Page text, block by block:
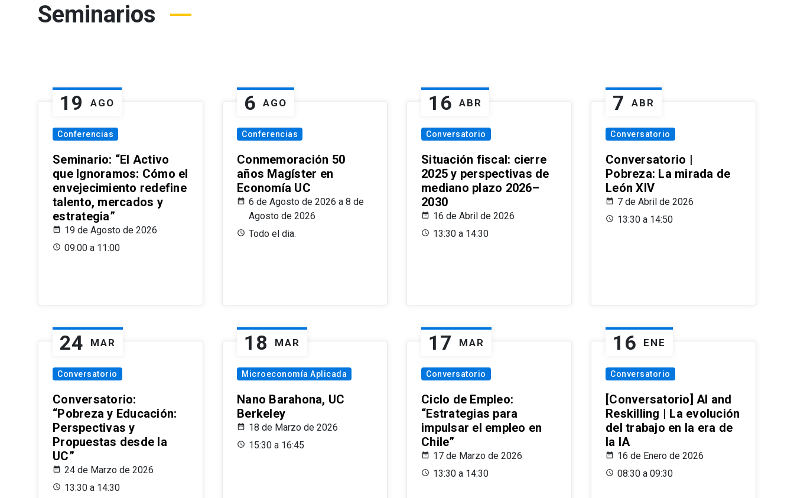
Seminarios
19 AGO
Conferencias
Seminario: “El Activo
que Ignoramos: Cómo el
envejecimiento redefine
talento, mercados y
estrategia”
19 de Agosto de 2026
09:00 a 11:00
6 AGO
Conferencias
Conmemoración 50
años Magíster en
Economía UC
6 de Agosto de 2026 a 8 de
Agosto de 2026
Todo el dia.
16 ABR
Conversatorio
Situación fiscal: cierre
2025 y perspectivas de
mediano plazo 2026–
2030
16 de Abril de 2026
13:30 a 14:30
7 ABR
Conversatorio
Conversatorio |
Pobreza: La mirada de
León XIV
7 de Abril de 2026
13:30 a 14:50
24 MAR
Conversatorio
Conversatorio:
“Pobreza y Educación:
Perspectivas y
Propuestas desde la
UC”
24 de Marzo de 2026
13:30 a 14:30
18 MAR
Microeconomía Aplicada
Nano Barahona, UC
Berkeley
18 de Marzo de 2026
15:30 a 16:45
17 MAR
Conversatorio
Ciclo de Empleo:
“Estrategias para
impulsar el empleo en
Chile”
17 de Marzo de 2026
13:30 a 14:30
16 ENE
Conversatorio
[Conversatorio] AI and
Reskilling | La evolución
del trabajo en la era de
la IA
16 de Enero de 2026
08:30 a 09:30